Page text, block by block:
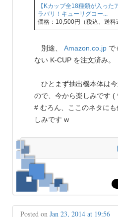
【Kカップ全18種類が入っ
ラバリ！キューリグコー...
価格：10,500円（税込、送料
別途、 Amazon.co.jp で
ない K-CUP を注文済み。
ひとまず抽出機本体は
ので、今から楽しみです (
# むろん、ここのネタに
しみです w
Posted on Jan 23, 2014 at 19:56